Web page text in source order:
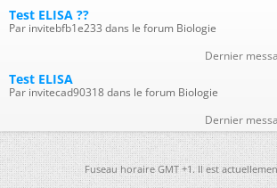
Test ELISA ??
Par invitebfb1e233 dans le forum Biologie
Dernier
Test ELISA
Par invitecad90318 dans le forum Biologie
Dernier
Fuseau horaire GMT +1. Il est